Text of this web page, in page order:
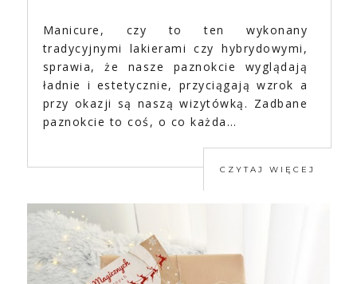
Manicure, czy to ten wykonany
tradycyjnymi lakierami czy hybrydowymi,
sprawia, że nasze paznokcie wyglądają
ładnie i estetycznie, przyciągają wzrok a
przy okazji są naszą wizytówką. Zadbane
paznokcie to coś, o co każda…
CZYTAJ WIĘCEJ